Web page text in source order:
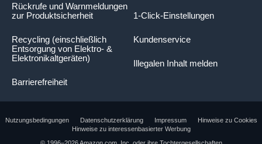
1-Click-Einstellungen
Kundenservice
Illegalen Inhalt melden
Rückrufe und Warnmeldungen
zur Produktsicherheit
Recycling (einschließlich
Entsorgung von Elektro- &
Elektronikaltgeräten)
Barrierefreiheit
Nutzungsbedingungen Datenschutzerklärung Impressum
Hinweise zu Cookies
Hinweise zu interessenbasierter Werbung